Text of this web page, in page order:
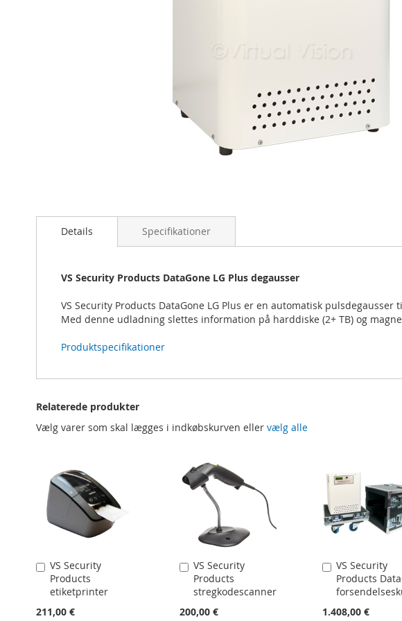
af
billedgalleriet
Details
VS Security Products DataGone LG Plus degausser
VS Security Products DataGone LG Plus er en automatisk
Med denne udladning slettes information på harddiske (2+ TB) og
Produktspecifikationer
Specifikationer
Relaterede produkter
Vælg varer som skal lægges i indkøbskurven eller vælg alle
VS Security
Products
etiketprinter
211,00 €
Læg
kurv
VS Security
Products
stregkodescanner
200,00 €
Læg
kurv
VS Security
Products
1.408,00 €
Læg
i
kurv